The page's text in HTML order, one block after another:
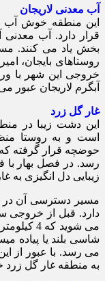
آب معدنی لاریجان
قرار دارد. آب
بخش یاد می کنند.
روستاهای بایجان،
خروجی این شهر با
آبگرم لاریجان عبور
غار گل زرد
این دشت زیبا در
است و به روستا
رسد. در فصل بهار
زیبایی دل انگیزی به
دارد. قبل از خروجی
می شوید
شاسی بلند یا پیاده
می رسد. با عبور از
به منطقه غار گل زرد